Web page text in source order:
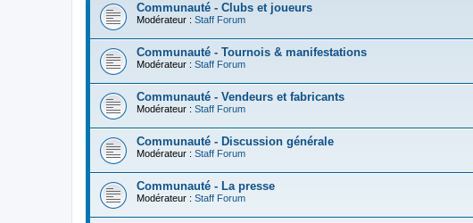
Communauté - Clubs et joueurs
Modérateur : Staff Forum
Communauté - Tournois & manifestations
Modérateur : Staff Forum
Communauté - Vendeurs et fabricants
Modérateur : Staff Forum
Communauté - Discussion générale
Modérateur : Staff Forum
Communauté - La presse
Modérateur : Staff Forum